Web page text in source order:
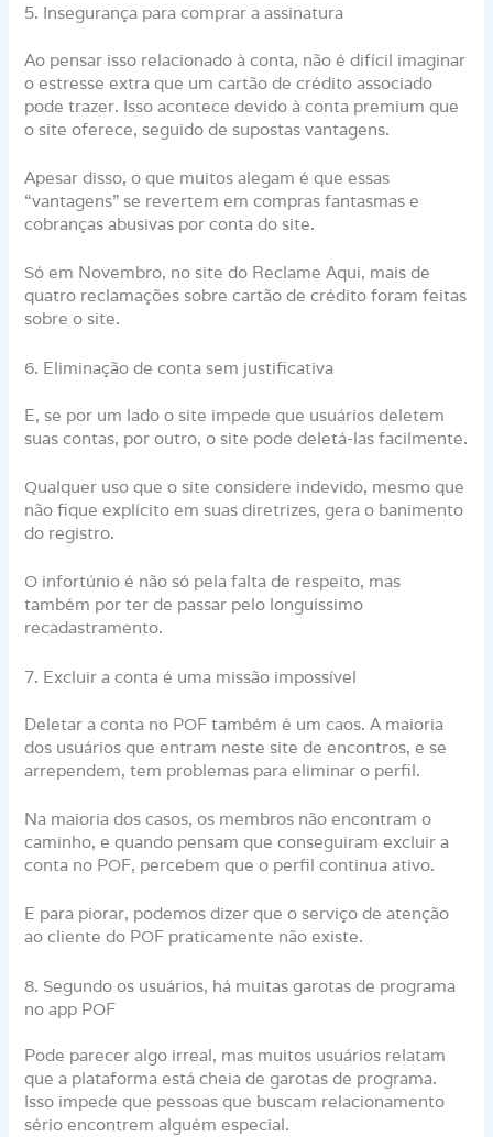
5. Insegurança para comprar a assinatura
Ao pensar isso relacionado à conta, não é difícil imaginar
o estresse extra que um cartão de crédito associado
pode trazer. Isso acontece devido à conta premium que
o site oferece, seguido de supostas vantagens.
Apesar disso, o que muitos alegam é que essas
“vantagens” se revertem em compras fantasmas e
cobranças abusivas por conta do site.
Só em Novembro, no site do Reclame Aqui, mais de
quatro reclamações sobre cartão de crédito foram feitas
sobre o site.
6. Eliminação de conta sem justificativa
E, se por um lado o site impede que usuários deletem
suas contas, por outro, o site pode deletá-las facilmente.
Qualquer uso que o site considere indevido, mesmo que
não fique explícito em suas diretrizes, gera o banimento
do registro.
O infortúnio é não só pela falta de respeito, mas
também por ter de passar pelo longuíssimo
recadastramento.
7. Excluir a conta é uma missão impossível
Deletar a conta no POF também é um caos. A maioria
dos usuários que entram neste site de encontros, e se
arrependem, tem problemas para eliminar o perfil.
Na maioria dos casos, os membros não encontram o
caminho, e quando pensam que conseguiram excluir a
conta no POF, percebem que o perfil continua ativo.
E para piorar, podemos dizer que o serviço de atenção
ao cliente do POF praticamente não existe.
8. Segundo os usuários, há muitas garotas de programa
no app POF
Pode parecer algo irreal, mas muitos usuários relatam
que a plataforma está cheia de garotas de programa.
Isso impede que pessoas que buscam relacionamento
sério encontrem alguém especial.